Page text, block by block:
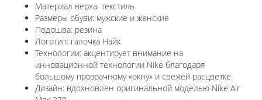
Материал верха: текстиль
Размеры обуви: мужские и женские
Подошва: резина
Логотип: галочка Найк
Технологии: акцентирует внимание на
инновационной технологии Nike благодаря
большому прозрачному «окну» и свежей расцветке
Дизайн: вдохновлен оригинальной моделью Nike Air